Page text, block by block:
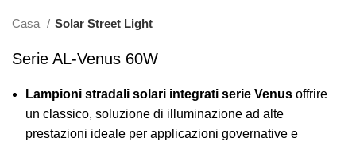
Casa Solar Street Light
Serie AL-Venus 60W
Lampioni stradali solari integrati serie Venus offrire
un classico, soluzione di illuminazione ad alte
prestazioni ideale per applicazioni governative e